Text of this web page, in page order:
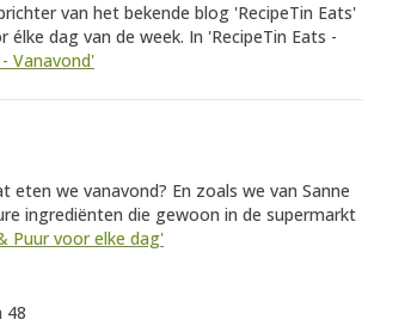
van het bekende blog 'RecipeTin Eats'
dag van de week. In 'RecipeTin Eats -
Vanavond'
we vanavond? En zoals we van Sanne
ingrediënten die gewoon in de supermarkt
Puur voor elke dag'
48